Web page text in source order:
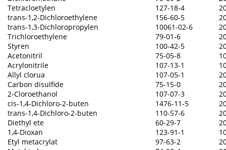
Tetracloetylen
127-18-4
trans-1,2-Dichloroethylene
156-60-5
trans-1,3-Dichloropropylen
10061-02-6
Trichloroethylene
79-01-6
Styren
100-42-5
Acetonitril
75-05-8
Acrylonitrile
107-13-1
Allyl clorua
107-05-1
Carbon disulfide
75-15-0
2-Cloroethanol
107-07-3
cis-1,4-Dichloro-2-buten
1476-11-5
trans-1,4-Dichloro-2-buten
110-57-6
Diethyl ete
60-29-7
1,4-Dioxan
123-91-1
Etyl metacrylat
97-63-2